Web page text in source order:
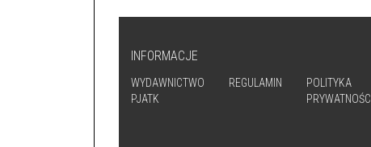
INFORMACJE
WYDAWNICTWO
PJATK
REGULAMIN
POLITYKA
PRYWATNOŚCI